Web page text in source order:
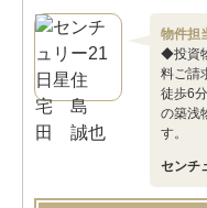
物件担
◆投資
料ご請
徒歩6
の築浅
す。
セン